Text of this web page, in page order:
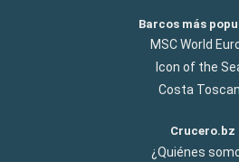
Barcos más
MSC World
Icon of the
Costa
Crucero.bz
¿Quiénes